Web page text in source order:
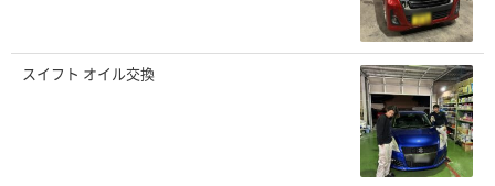
スイフト オイル交換